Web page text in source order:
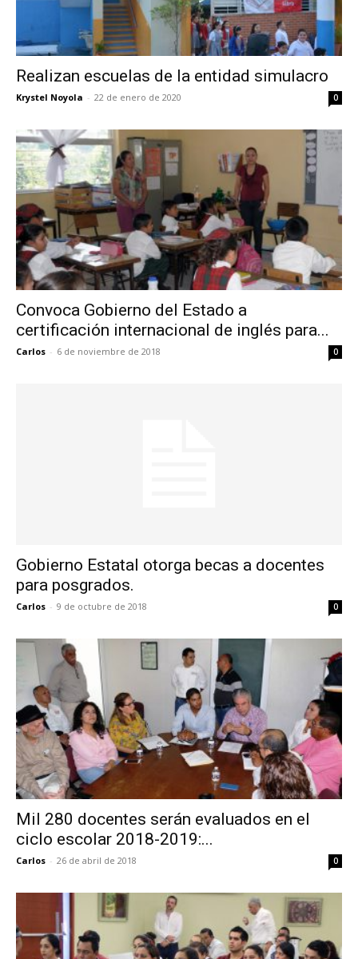
Realizan escuelas de la entidad simulacro
Krystel Noyola - 22 de enero de 2020 0
Convoca Gobierno del Estado a
certificación internacional de inglés para...
Carlos - 6 de noviembre de 2018 0
Gobierno Estatal otorga becas a docentes
para posgrados.
Carlos - 9 de octubre de 2018 0
Mil 280 docentes serán evaluados en el
ciclo escolar 2018-2019:...
Carlos - 26 de abril de 2018 0